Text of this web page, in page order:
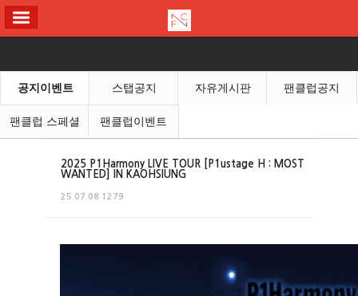
공지이벤트 스탭공지 자유게시판 팬클럽공지
팬클럽 스페셜 팬클럽이벤트
2025 P1Harmony LIVE TOUR [P1ustage H : MOST
WANTED] IN KAOHSIUNG
25.07.08 1279